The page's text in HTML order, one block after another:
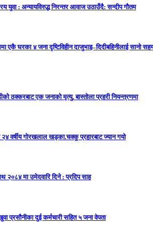
: अन्यायविरुद्ध निरन्तर आवाज उठाउँदै: सन्दीप गौतम
एकै घरका ४ जना दृष्टिविहीन दाजुभाइ–दिदीबहिनीलाई सानो
ठक्करबाट एक जनाको मृत्यु, बास्तोला प्रहरी नियन्त्रणमा
वर्षीय गोरखलाल खड्का.चक्कु प्रहारबाट ज्यान गयो
२०८४ मा उमेदवारि दिने : प्रदिप साह
प्रसाैनीका दुई कर्मचारी सहित ५ जना वेपता